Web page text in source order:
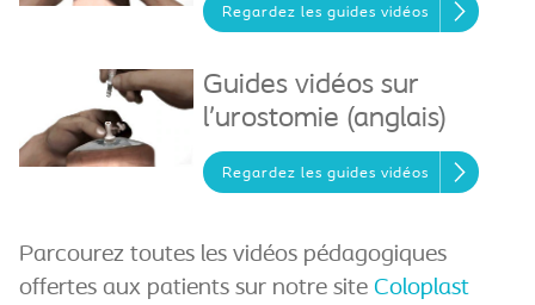
Regardez les guides vidéos
Guides vidéos sur
l’urostomie (anglais)
Regardez les guides vidéos
Parcourez toutes les vidéos pédagogiques
offertes aux patients sur notre site Coloplast